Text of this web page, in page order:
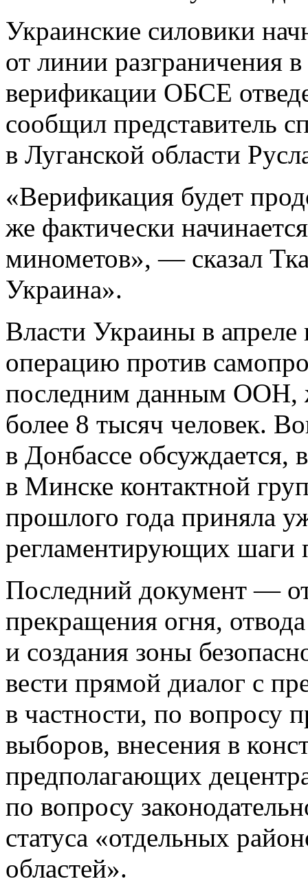
Украинские силовики
от линии разграничения
верификации ОБСЕ
сообщил представитель
в Луганской области
«Верификация будет
же фактически
минометов», — сказал
Украина».
Власти Украины в
операцию против
последним данным ООН,
более 8 тысяч человек.
в Донбассе обсуждается,
в Минске контактной
прошлого года приняла
регламентирующих шаги
Последний документ —
прекращения огня,
и создания зоны
вести прямой диалог с
в частности, по вопросу
выборов, внесения в
предполагающих
по вопросу
статуса «отдельных
областей».